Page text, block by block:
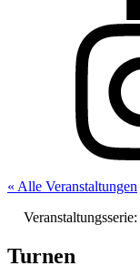
« Alle Veranstaltungen
Veranstaltungsserie:
Turnen